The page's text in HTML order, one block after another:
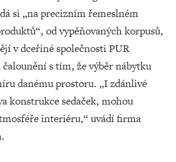
si „na precizním řemeslném
od vypěňovaných korpusů,
v dceřiné společnosti PUR
čalounění s tím, že výběr nábytku
danému prostoru. „I zdánlivé
konstrukce sedaček, mohou
interiéru,“ uvádí firma